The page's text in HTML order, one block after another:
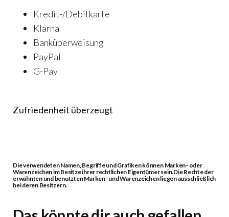
Kredit-/Debitkarte
Klarna
Banküberweisung
PayPal
G-Pay
Zufriedenheit überzeugt
Die verwendeten Namen, Begriffe und Grafiken können Marken- oder
Warenzeichen im Besitze ihrer rechtlichen Eigentümer sein.Die Rechte der
erwähnten und benutzten Marken- und Warenzeichen liegen ausschließlich
bei deren Besitzern.